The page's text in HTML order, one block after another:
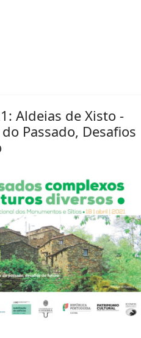
Aldeias de Xisto -
Passado, Desafios